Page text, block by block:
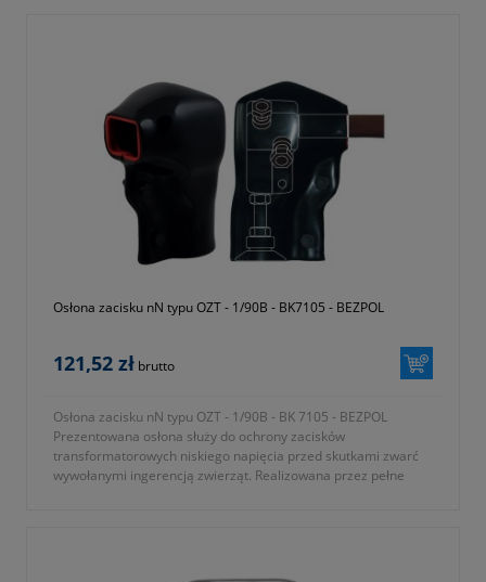
Osłona zacisku nN typu OZT - 1/90B - BK7105 - BEZPOL
121,52 zł brutto
Osłona zacisku nN typu OZT - 1/90B - BK 7105 - BEZPOL
Prezentowana osłona służy do ochrony zacisków
transformatorowych niskiego napięcia przed skutkami zwarć
wywołanymi ingerencją zwierząt. Realizowana przez pełne